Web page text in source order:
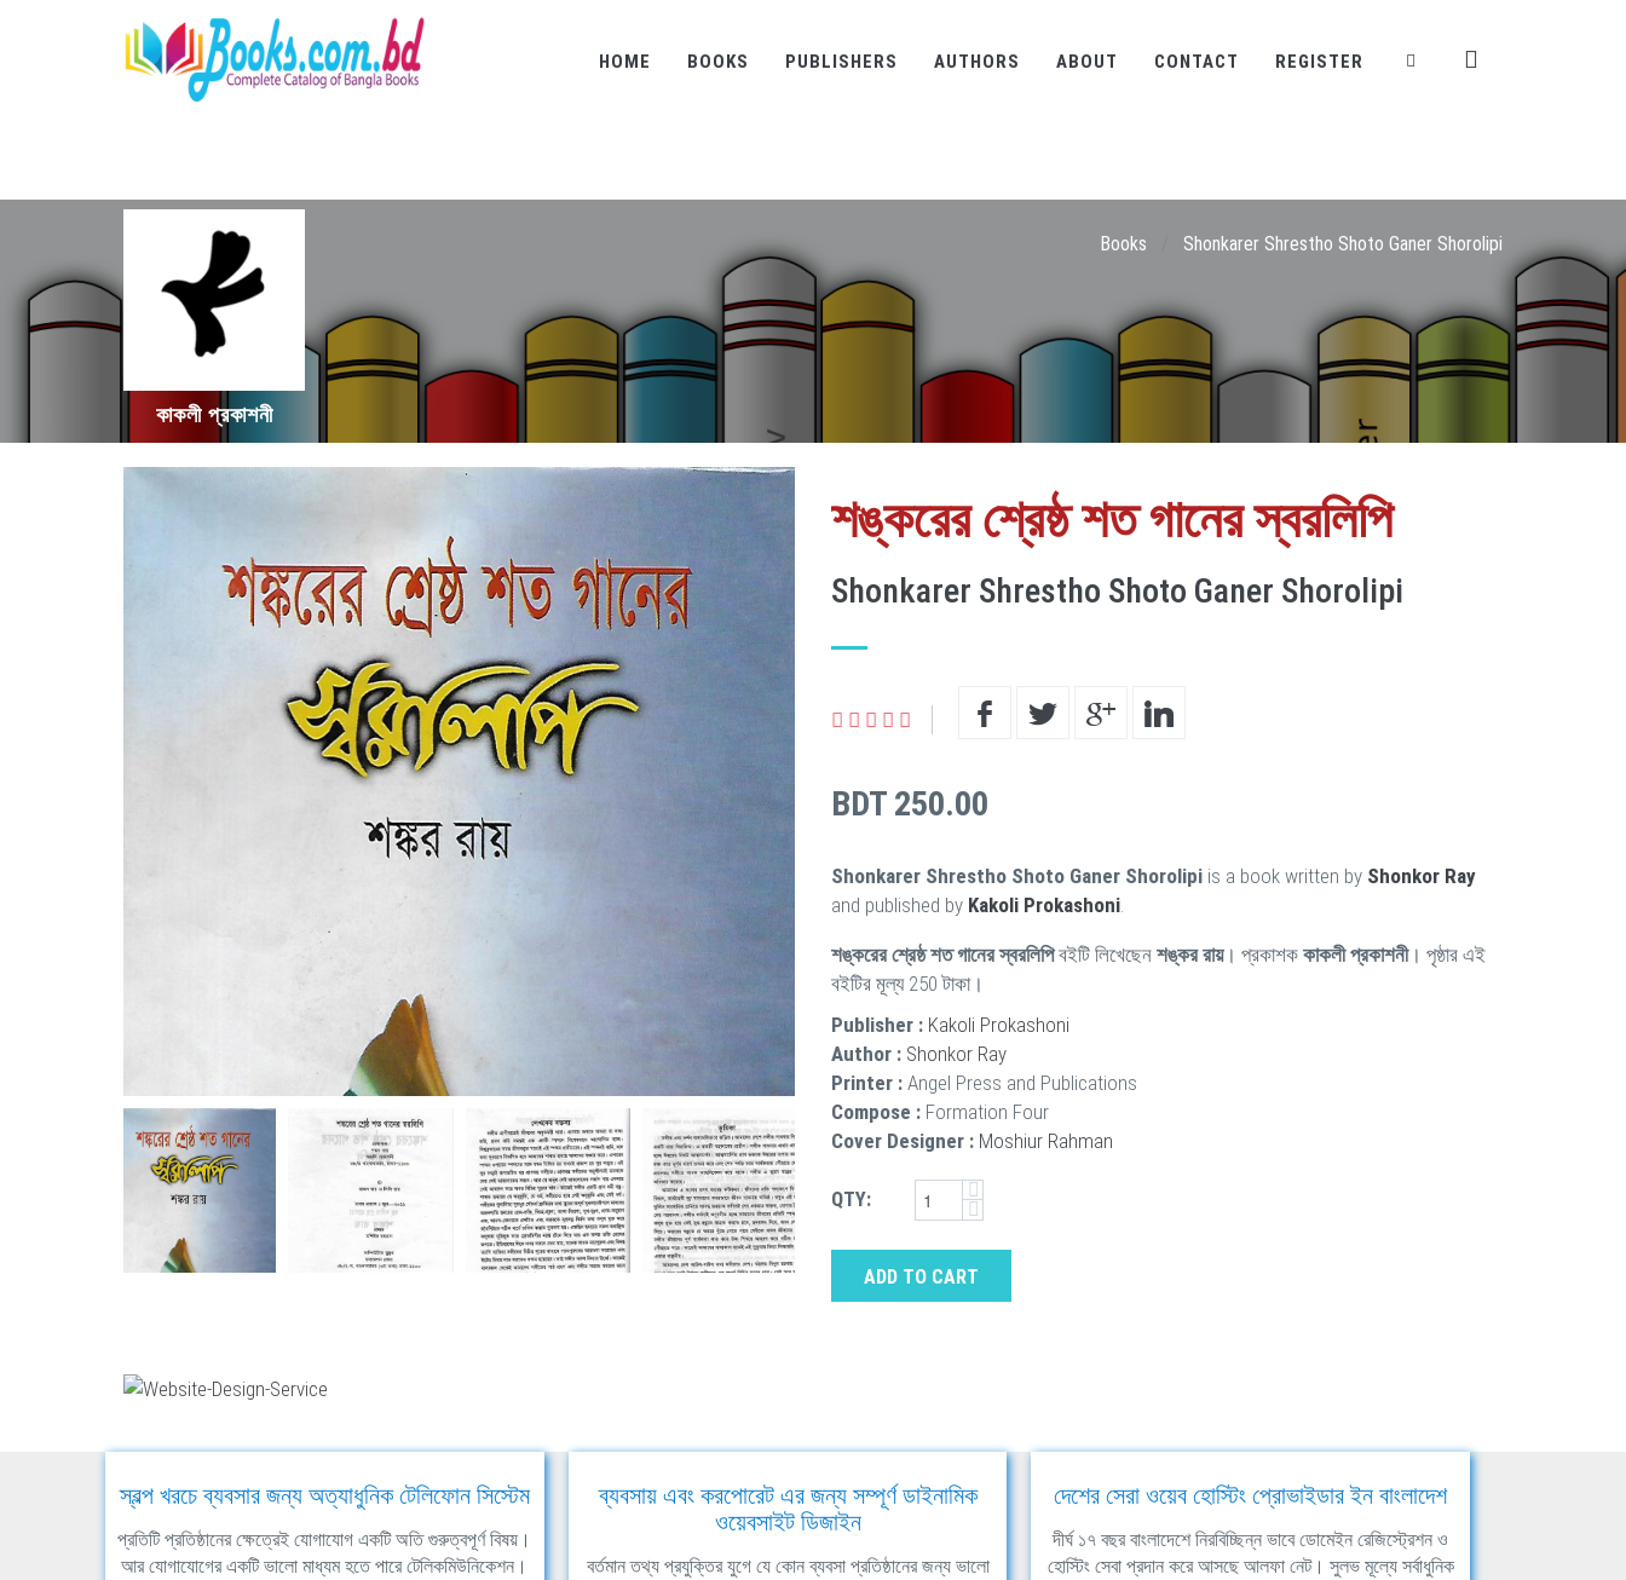
HOME BOOKS PUBLISHERS AUTHORS ABOUT CONTACT REGISTER
কাকলী প্রকাশনী
Books Shonkarer Shrestho Shoto Ganer Shorolipi
শঙ্করের শ্রেষ্ঠ শত গানের স্বরলিপি
Shonkarer Shrestho Shoto Ganer Shorolipi
BDT 250.00
Shonkarer Shrestho Shoto Ganer Shorolipi is a book written by Shonkor Ray
and published by Kakoli Prokashoni.
শঙ্করের শ্রেষ্ঠ শত গানের স্বরলিপিবইটি লিখেছেন শঙ্কর রায়। প্রকাশক কাকলী প্রকাশনী। পৃষ্ঠার এই
বইটির মূল্য 250 টাকা।
Publisher : Kakoli Prokashoni
Author : Shonkor Ray
Printer : Angel Press and Publications
Compose : Formation Four
Cover Designer : Moshiur Rahman
QTY:
ADD TO CART
স্বল্প খরচে ব্যবসার জন্য অত্যাধুনিক টেলিফোন সিস্টেম
প্রতিটি প্রতিষ্ঠানের ক্ষেত্রেই যোগাযোগ একটি অতি গুরুত্বপূর্ণ বিষয়।
আর যোগাযোগের একটি ভালো মাধ্যম হতে পারে টেলিকমিউনিকেশন।
ব্যবসায় এবং করপোরেট এর জন্য সম্পূর্ণ ডাইনামিক
ওয়েবসাইট ডিজাইন
বর্তমান তথ্য প্রযুক্তির যুগে যে কোন ব্যবসা প্রতিষ্ঠানের জন্য ভালো
দেশের সেরা ওয়েব হোস্টিং প্রোভাইডার ইন বাংলাদেশ
দীর্ঘ ১৭ বছর বাংলাদেশে নিরবিচ্ছিন্ন ভাবে ডোমেইন রেজিস্ট্রেশন ও
হোস্টিং সেবা প্রদান করে আসছে আলফা নেট। সুলভ মূল্যে সর্বাধুনিক